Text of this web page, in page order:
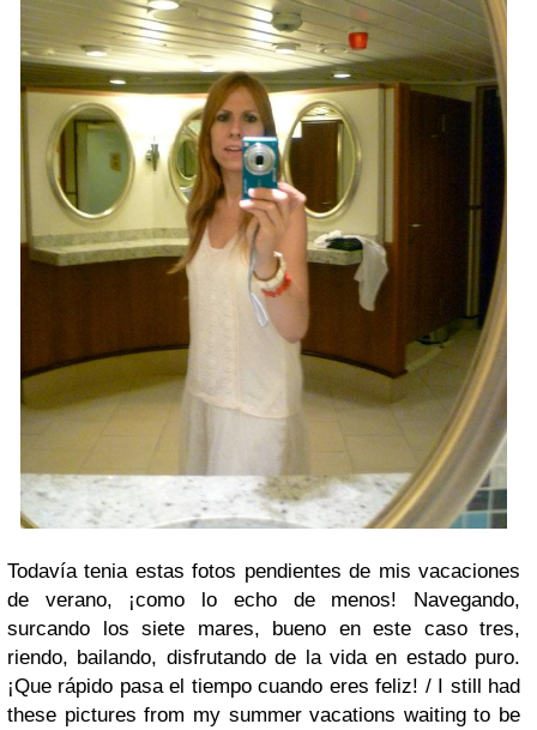
Todavía tenia estas fotos pendientes de mis vacaciones
de verano, ¡como lo echo de menos! Navegando,
surcando los siete mares, bueno en este caso tres,
riendo, bailando, disfrutando de la vida en estado puro.
¡Que rápido pasa el tiempo cuando eres feliz! / I still had
these pictures from my summer vacations waiting to be